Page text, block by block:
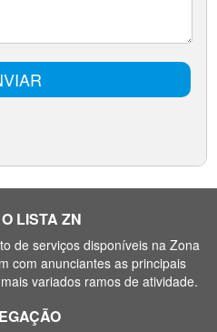
LISTA ZN
de serviços disponíveis na Zona
com anunciantes as principais
variados ramos de atividade.